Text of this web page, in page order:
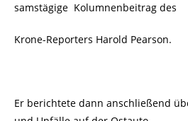
samstägige Kolumnenbeitrag des
Krone-Reporters Harold Pearson.
Er berichtete dann anschließend